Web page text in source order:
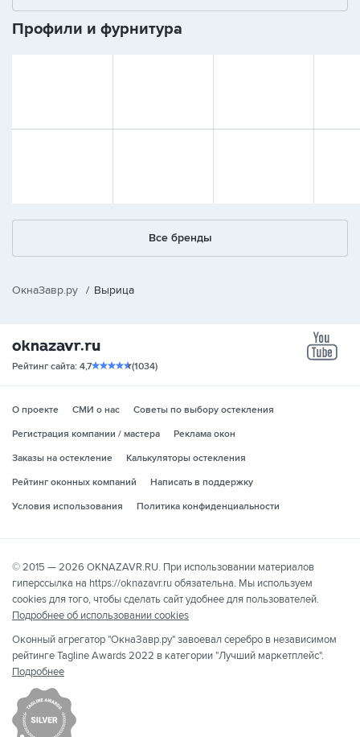
Профили и фурнитура
Все бренды
ОкнаЗавр.ру / Вырица
Рейтинг сайта: 4,7 (1034)
О проекте СМИ о нас
Советы по выбору остекления
Регистрация компании / мастера
Реклама окон
Заказы на остекление
Калькуляторы остекления
Рейтинг оконных компаний
Написать в поддержку
Условия использования
Политика конфиденциальности
© 2015 — 2026 OKNAZAVR.RU. При использовании материалов
гиперссылка на https://oknazavr.ru обязательна. Мы используем
cookies для того, чтобы сделать сайт удобнее для пользователей.
Подробнее об использовании cookies
Оконный агрегатор "ОкнаЗавр.ру" завоевал серебро в независимом
рейтинге Tagline Awards 2022 в категории "Лучший маркетплейс".
Подробнее